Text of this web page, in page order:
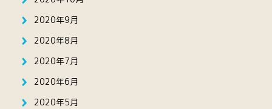
2020年9月
2020年8月
2020年7月
2020年6月
2020年5月